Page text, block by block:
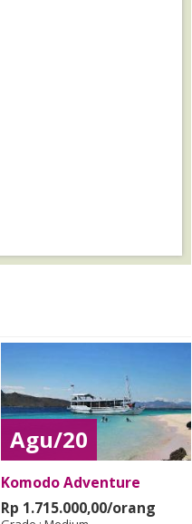
Agu/20
Komodo Adventure
Rp 1.715.000,00/orang